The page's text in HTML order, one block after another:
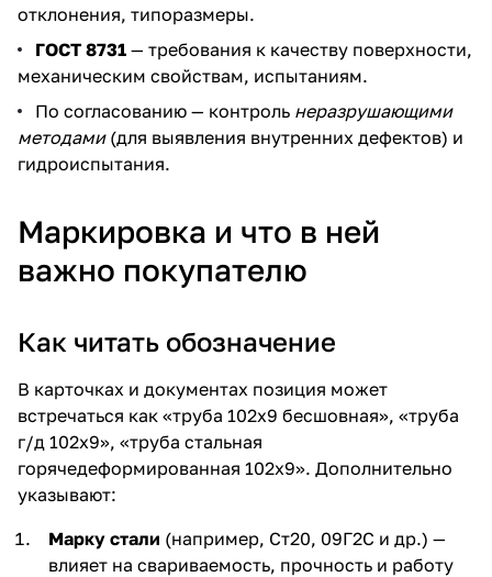
отклонения, типоразмеры.
ГОСТ 8731 — требования к качеству поверхности,
механическим свойствам, испытаниям.
По согласованию — контроль неразрушающими
методами(для выявления внутренних дефектов) и
гидроиспытания.
Маркировка и что в ней
важно покупателю
Как читать обозначение
В карточках и документах позиция может
встречаться как «труба 102х9 бесшовная», «труба
г/д 102х9», «труба стальная
горячедеформированная 102х9». Дополнительно
указывают:
Марку стали (например, Ст20, 09Г2С и др.) —
влияет на свариваемость, прочность и работу